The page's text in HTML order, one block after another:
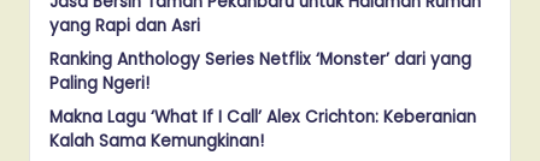
yang Rapi dan Asri
Ranking Anthology Series Netflix ‘Monster’ dari yang
Paling Ngeri!
Makna Lagu ‘What If I Call’ Alex Crichton: Keberanian
Kalah Sama Kemungkinan!